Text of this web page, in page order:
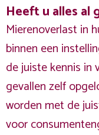
Heeft u alles al
Mierenoverlast in
binnen een
de juiste kennis in
gevallen zelf
worden met de
voor